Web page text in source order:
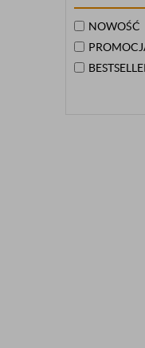
NOWOŚĆ